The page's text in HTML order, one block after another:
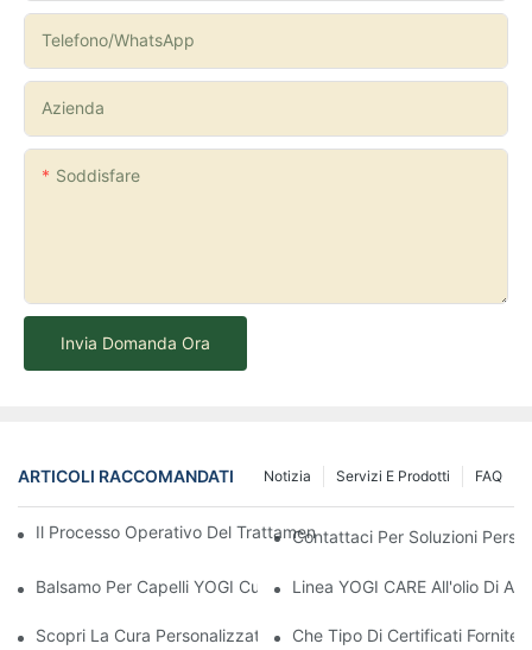
Telefono/WhatsApp
Azienda
Soddisfare
Invia Domanda Ora
ARTICOLI RACCOMANDATI FAQ
Servizi E Prodotti
Notizia
Il Processo Operativo Del Trattamento Per Capelli Nano Plastic
Contattaci Per Soluzioni
Balsamo Per Capelli YOGI Custom HAS Collagen: Una
Linea YOGI CARE All'olio Di
Scopri La Cura Personalizzata Dei Capelli Con L'olio Batana E
Che Tipo Di Certificati Fornite?